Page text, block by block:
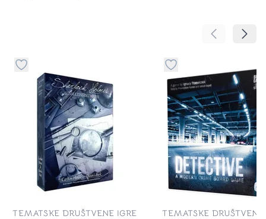
Pomeranje
Dugme za dodavanje stvari u kategoriju omiljeno
TEMATSKE DRUŠTVENE IGRE
Dugme za dodavanje
TEMATSKE DRUŠTVENE